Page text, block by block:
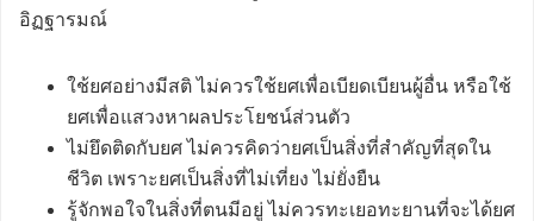
อิฏฐารมณ์
ใช้ยศอย่างมีสติ ไม่ควรใช้ยศเพื่อเบียดเบียนผู้อื่น หรือใช้
ยศเพื่อแสวงหาผลประโยชน์ส่วนตัว
ไม่ยึดติดกับยศ ไม่ควรคิดว่ายศเป็นสิ่งที่สำคัญที่สุดใน
ชีวิต เพราะยศเป็นสิ่งที่ไม่เที่ยง ไม่ยั่งยืน
รู้จักพอใจในสิ่งที่ตนมีอยู่ ไม่ควรทะเยอทะยานที่จะได้ยศ